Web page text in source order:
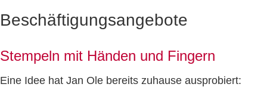
Beschäftigungsangebote
Stempeln mit Händen und Fingern
Eine Idee hat Jan Ole bereits zuhause ausprobiert: